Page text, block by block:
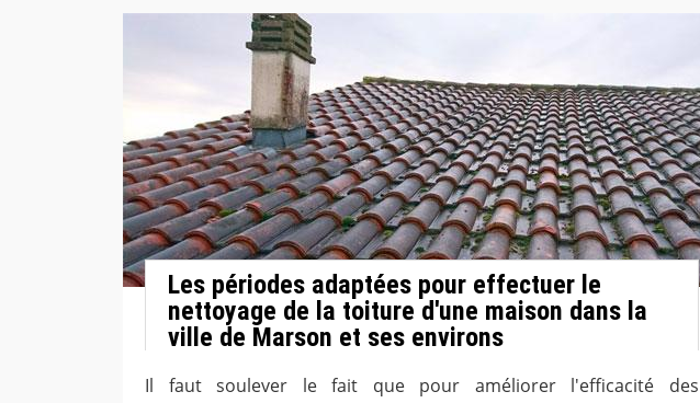
Les périodes adaptées pour effectuer le
nettoyage de la toiture d'une maison dans la
ville de Marson et ses environs
Il faut soulever le fait que pour améliorer l'efficacité des